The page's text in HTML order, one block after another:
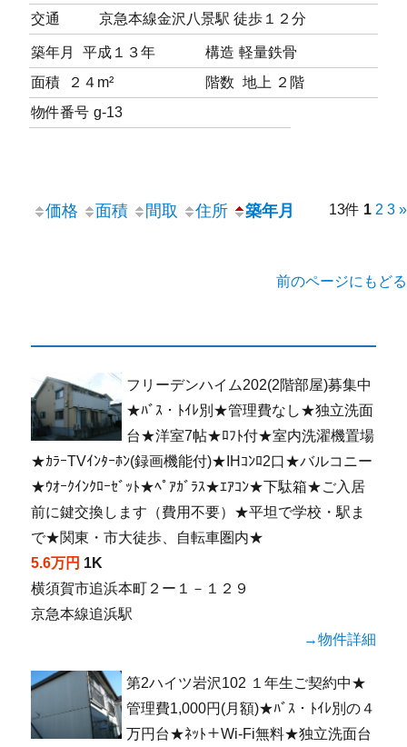
交通 京急本線金沢八景駅 徒歩１２分
築年月 平成１３年 構造 軽量鉄骨
面積
２４m² 階数 地上 ２階
物件番号 g-13
価格 面積 間取 住所 築年月 13件 1 2 3 »
前のページにもどる
フリーデンハイム202(2階部屋)募集中
★ﾊﾞｽ・ﾄｲﾚ別★管理費なし★独立洗面
台★洋室7帖★ﾛﾌﾄ付★室内洗濯機置場
★ｶﾗｰTVｲﾝﾀｰﾎﾝ(録画機能付)★IHｺﾝﾛ2口★バルコニー
★ｳｵｰｸｲﾝｸﾛｰｾﾞｯﾄ★ﾍﾟｱｶﾞﾗｽ★ｴｱｺﾝ★下駄箱★ご入居
前に鍵交換します（費用不要）★平坦で学校・駅ま
で★関東・市大徒歩、自転車圏内★
5.6万円 1K
横須賀市追浜本町２ー１－１２９
京急本線追浜駅
→物件詳細
第2ハイツ岩沢102 １年生ご契約中★
管理費1,000円(月額)★ﾊﾞｽ・ﾄｲﾚ別の４
万円台★ﾈｯﾄ＋Wi-Fi無料★独立洗面台